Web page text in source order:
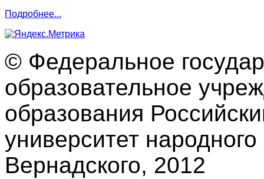
Подробнее...
© Федеральное
образовательное
образования
университет
Вернадского, 2012